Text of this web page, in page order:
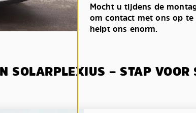
Mocht u tijdens de
om contact met ons op te
helpt ons enorm.
SOLARPLEXIUS – STAP VOOR